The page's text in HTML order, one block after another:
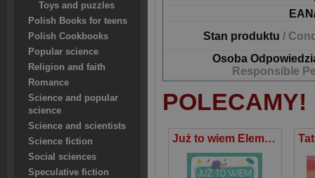
Toys and puzzles
Polish Books for teens
Polish Cookbooks
Popular science
Religion and faith
Romance
Science and popular
science
Science and scientists
Science fiction
Social sciences
Speculative fiction
Stan produktu /
Osoba
Responsible
POLECAMY!
Już to wiem Elementarz 2-latka z naklejkami